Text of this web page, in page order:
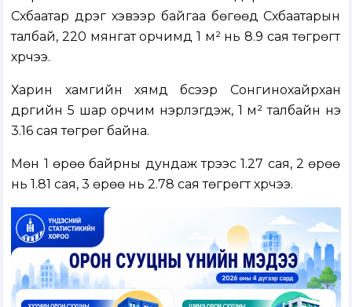
Сүхбаатар дүүрэг хэвээр байгаа бөгөөд Сүхбаатарын
талбай, 220 мянгат орчимд 1 м² нь 8.9 сая төгрөгт
хүрчээ.
Харин хамгийн хямд бүсээр Сонгинохайрхан
дүүргийн 5 шар орчим нэрлэгдэж, 1 м² талбайн үнэ
3.16 сая төгрөг байна.
Мөн 1 өрөө байрны дундаж түрээс 1.27 сая, 2 өрөө
нь 1.81 сая, 3 өрөө нь 2.78 сая төгрөгт хүрчээ.